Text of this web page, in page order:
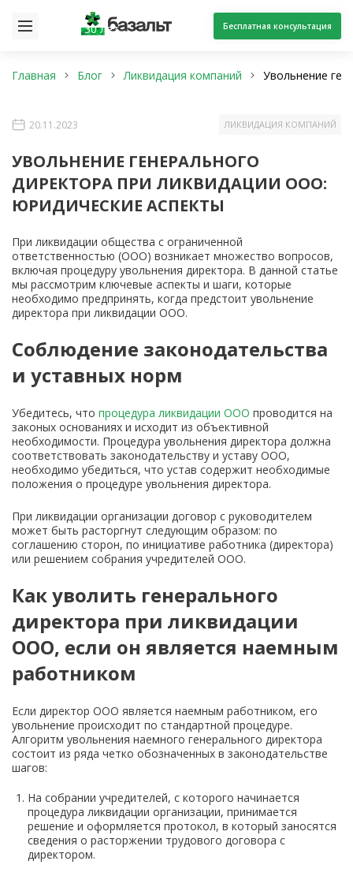
30 лет Бесплатная консультация
Главная Блог Ликвидация компаний Увольнение
20.11.2023 ЛИКВИДАЦИЯ КОМПАНИЙ
УВОЛЬНЕНИЕ ГЕНЕРАЛЬНОГО
ДИРЕКТОРА ПРИ ЛИКВИДАЦИИ ООО:
ЮРИДИЧЕСКИЕ АСПЕКТЫ
При ликвидации общества с ограниченной
ответственностью (ООО) возникает множество вопросов,
включая процедуру увольнения директора. В данной статье
мы рассмотрим ключевые аспекты и шаги, которые
необходимо предпринять, когда предстоит увольнение
директора при ликвидации ООО.
Соблюдение законодательства
и уставных норм
Убедитесь, что процедура ликвидации ООО проводится на
законых основаниях и исходит из объективной
необходимости. Процедура увольнения директора должна
соответствовать законодательству и уставу ООО,
необходимо убедиться, что устав содержит необходимые
положения о процедуре увольнения директора.
При ликвидации организации договор с руководителем
может быть расторгнут следующим образом: по
соглашению сторон, по инициативе работника (директора)
или решением собрания учредителей ООО.
Как уволить генерального
директора при ликвидации
ООО, если он является наемным
работником
Если директор ООО является наемным работником, его
увольнение происходит по стандартной процедуре.
Алгоритм увольнения наемного генерального директора
состоит из ряда четко обозначенных в законодательстве
шагов:
На собрании учредителей, с которого начинается
процедура ликвидации организации, принимается
решение и оформляется протокол, в который заносятся
сведения о расторжении трудового договора с
директором.